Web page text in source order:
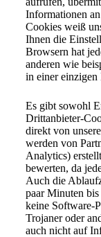
Informationen
Cookies weiß
Ihnen die
Browsern hat
anderen wie
in einer einzigen
Es gibt sowohl
Drittanbieter-
direkt von
werden von
Analytics)
bewerten, da
Auch die
paar Minuten
keine Software-
Trojaner oder
auch nicht auf